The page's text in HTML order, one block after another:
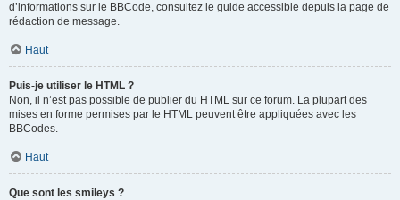
d’informations sur le BBCode, consultez le guide accessible depuis la page de
rédaction de message.
Haut
Puis-je utiliser le HTML ?
Non, il n’est pas possible de publier du HTML sur ce forum. La plupart des
mises en forme permises par le HTML peuvent être appliquées avec les
BBCodes.
Haut
Que sont les smileys ?